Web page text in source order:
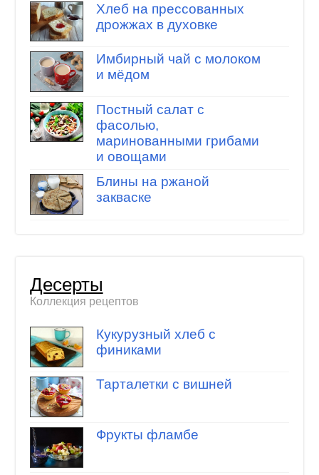
Хлеб на прессованных
дрожжах в духовке
Имбирный чай с молоком
и мёдом
Постный салат с
фасолью,
маринованными грибами
и овощами
Блины на ржаной
закваске
Десерты
Коллекция рецептов
Кукурузный хлеб с
финиками
Тарталетки с вишней
Фрукты фламбе